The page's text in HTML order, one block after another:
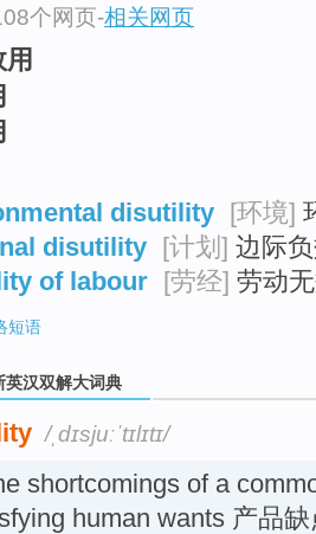
个网页-相关网页
disutility [环境]
disutility [计划] 边际
of labour [劳经] 劳动
短语
英汉双解大词典
/ˌdɪsjuːˈtɪlɪtɪ/
shortcomings of a
human wants 产品缺